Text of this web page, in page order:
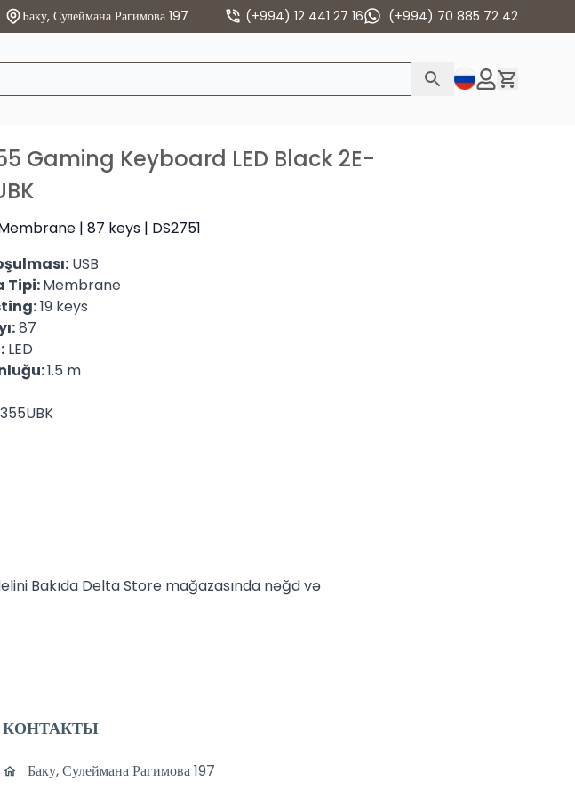
Баку, Сулеймана Рагимова 197 (+994) 12 441 27 16 (+994) 70 885 72 42
Gaming Keyboard LED Black 2E-
| 87 keys | DS2751
USB
Tipi:Membrane
19 keys
87
LED
1.5 m
Bakıda Delta Store mağazasında nəğd və
КОНТАКТЫ
Баку, Сулеймана Рагимова 197